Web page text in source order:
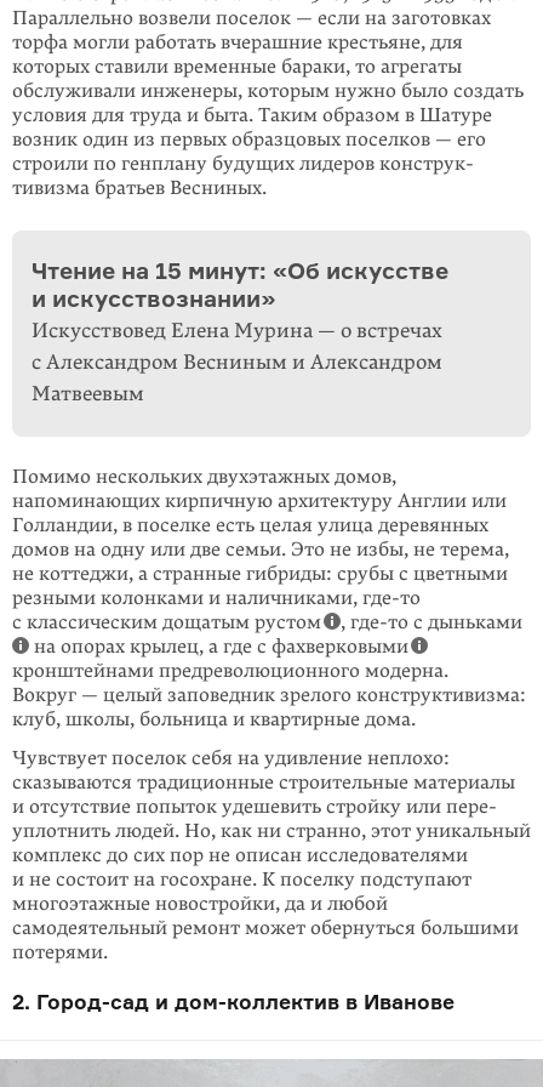
Параллельно возвели поселок — если на заготовках
торфа могли работать вчераш­ние крестьяне, для
которых ставили временные бараки, то агрегаты
обслуживали инженеры, которым нужно было создать
условия для труда и быта. Таким образом в Шатуре
возник один из первых образцовых поселков — его
строили по генплану будущих лидеров конструк­
тивизма братьев Весниных.
Чтение на 15 минут: «Об искусстве
и искусствознании»
Искусствовед Елена Мурина — о встречах
с Александром Весниным и Александром
Матвеевым
Помимо нескольких двухэтажных домов,
напоминающих кирпичную архитек­ту­ру Англии или
Голландии, в поселке есть целая улица деревянных
домов на одну или две семьи. Это не избы, не терема,
не коттеджи, а странные гибри­ды: срубы с цветными
резными колонками и наличниками, где-то
с классичес­ким дощатым рустом
, где-то с дыньками
на опорах крылец, а где с фахвер­ко­выми
кронштейнами пред­ре­во­люционного модерна.
Вокруг — целый заповедник зрелого конструктивизма:
клуб, школы, больница и квартирные дома.
Чувствует поселок себя на удивление неплохо:
сказываются традиционные строительные материалы
и отсутствие попыток удешевить стройку или пере­
уплотнить людей. Но, как ни странно, этот уникальный
комплекс до сих пор не описан исследователями
и не состоит на госохране. К поселку подсту­пают
многоэтаж­ные новостройки, да и любой
самодеятельный ремонт может обернуться большими
потерями.
2. Город-сад и дом-коллектив в Иванове